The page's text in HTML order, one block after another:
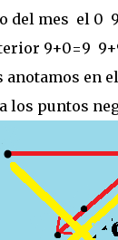
del mes el 0
9+0=9
anotamos en
los puntos